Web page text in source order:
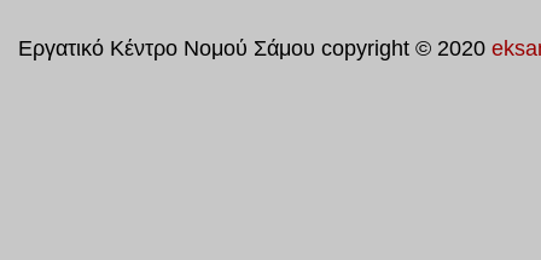
Εργατικό Κέντρο Νομού Σάμου copyright © 2020